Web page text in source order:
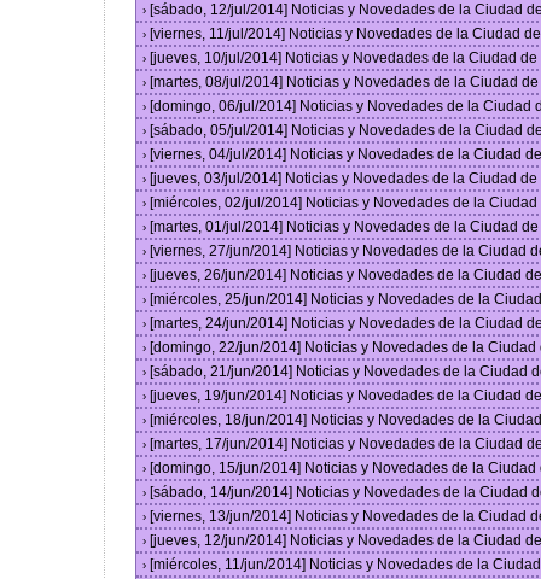
› [sábado, 12/jul/2014] Noticias y Novedades de la Ciudad
› [viernes, 11/jul/2014] Noticias y Novedades de la Ciudad
› [jueves, 10/jul/2014] Noticias y Novedades de la Ciudad
› [martes, 08/jul/2014] Noticias y Novedades de la Ciudad
› [domingo, 06/jul/2014] Noticias y Novedades de la Ciudad
› [sábado, 05/jul/2014] Noticias y Novedades de la Ciudad
› [viernes, 04/jul/2014] Noticias y Novedades de la Ciudad
› [jueves, 03/jul/2014] Noticias y Novedades de la Ciudad
› [miércoles, 02/jul/2014] Noticias y Novedades de la
› [martes, 01/jul/2014] Noticias y Novedades de la Ciudad
› [viernes, 27/jun/2014] Noticias y Novedades de la Ciudad
› [jueves, 26/jun/2014] Noticias y Novedades de la Ciudad
› [miércoles, 25/jun/2014] Noticias y Novedades de la
› [martes, 24/jun/2014] Noticias y Novedades de la Ciudad
› [domingo, 22/jun/2014] Noticias y Novedades de la
› [sábado, 21/jun/2014] Noticias y Novedades de la Ciudad
› [jueves, 19/jun/2014] Noticias y Novedades de la Ciudad
› [miércoles, 18/jun/2014] Noticias y Novedades de la
› [martes, 17/jun/2014] Noticias y Novedades de la Ciudad
› [domingo, 15/jun/2014] Noticias y Novedades de la
› [sábado, 14/jun/2014] Noticias y Novedades de la Ciudad
› [viernes, 13/jun/2014] Noticias y Novedades de la Ciudad
› [jueves, 12/jun/2014] Noticias y Novedades de la Ciudad
› [miércoles, 11/jun/2014] Noticias y Novedades de la